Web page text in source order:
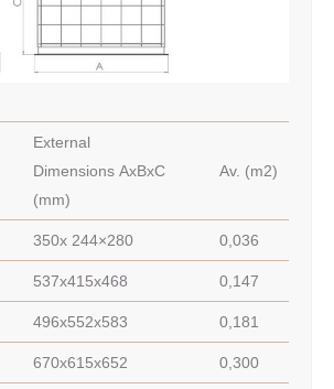
External
Dimensions AxBxC
(mm)
Av. (m2)
350x 244×280 0,036
537x415x468 0,147
496x552x583 0,181
670x615x652 0,300